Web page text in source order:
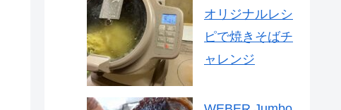
オリジナルレシ
ピで焼きそばチ
ャレンジ